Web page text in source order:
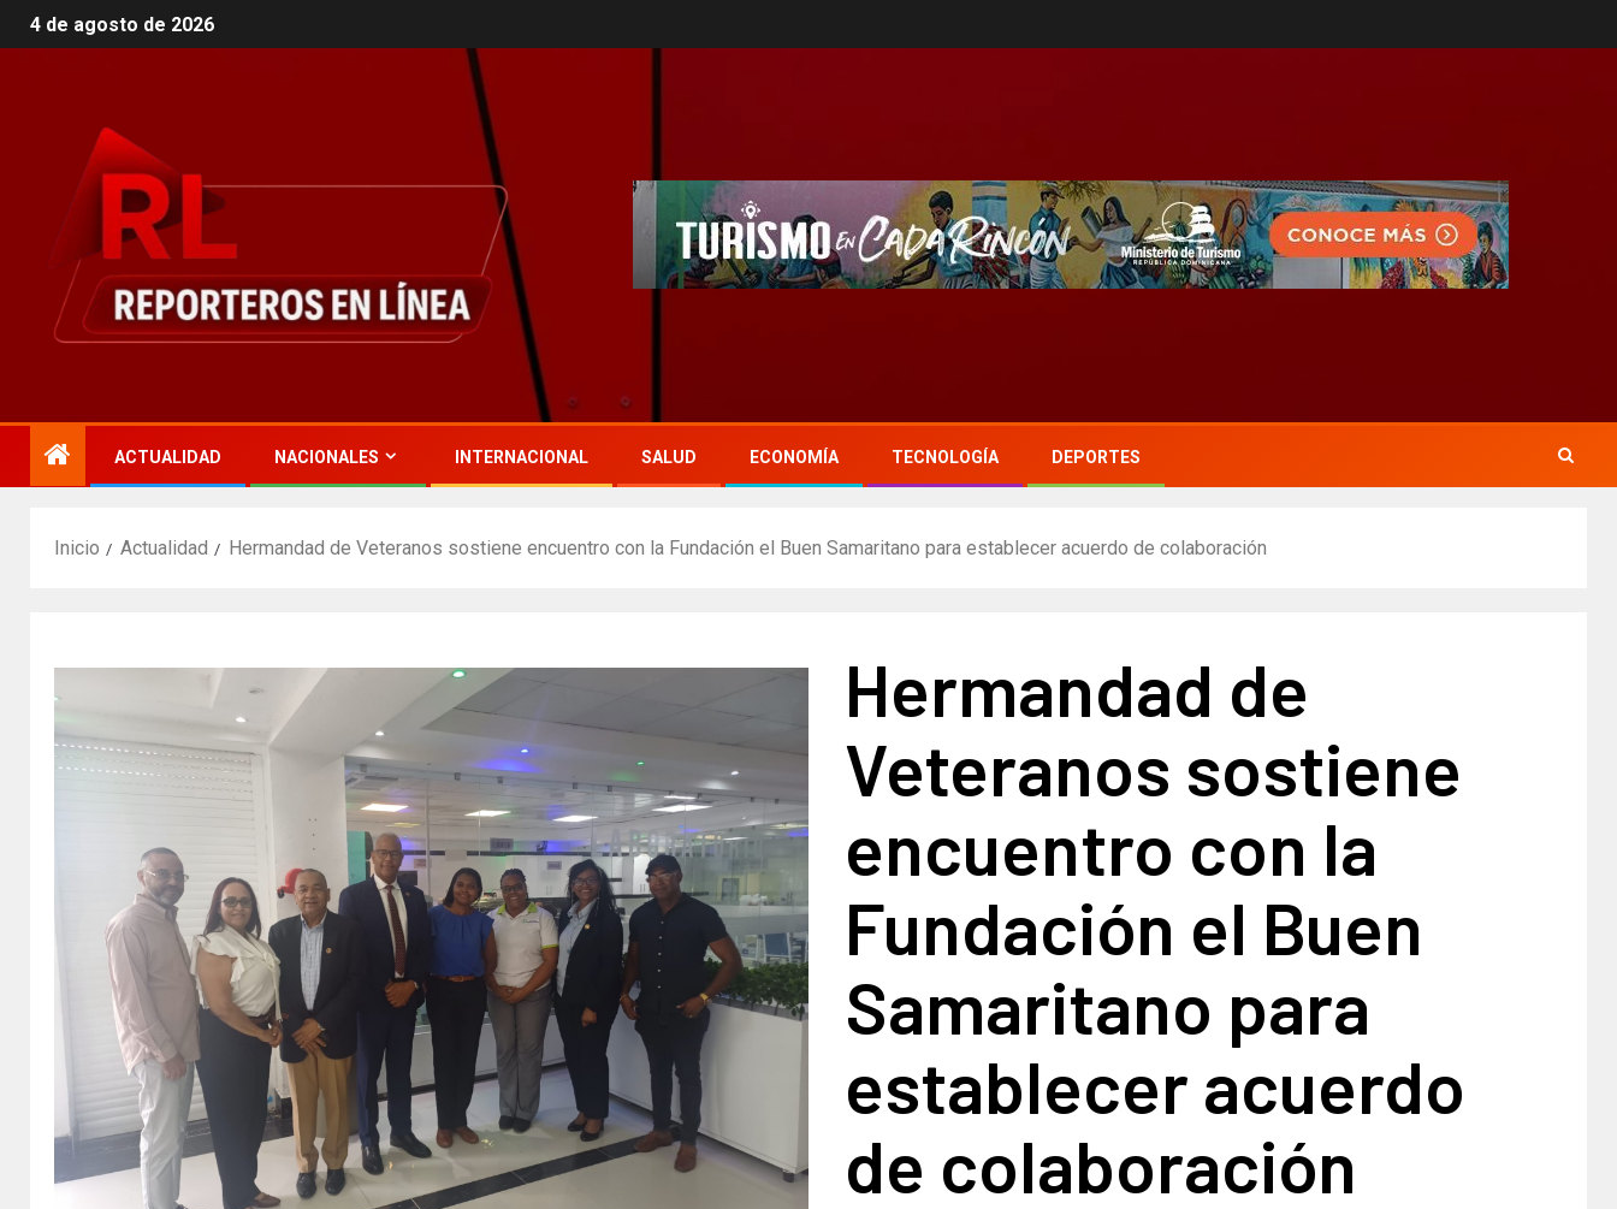
4 de agosto de 2026
ACTUALIDAD NACIONALES INTERNACIONAL SALUD ECONOMÍA TECNOLOGÍA DEPORTES
Inicio Actualidad Hermandad de Veteranos sostiene encuentro con la Fundación el Buen Samaritano para establecer acuerdo de colaboración
Hermandad de
Veteranos sostiene
encuentro con la
Fundación el Buen
Samaritano para
establecer acuerdo
de colaboración